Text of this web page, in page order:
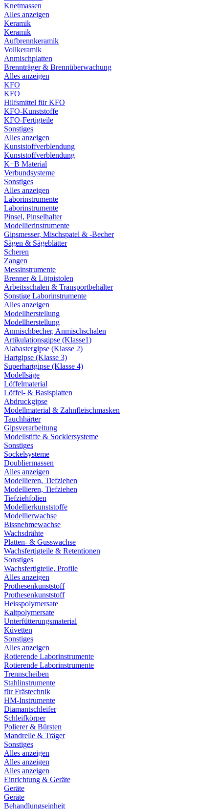
Knetmassen
Alles anzeigen
Keramik
Keramik
Aufbrennkeramik
Vollkeramik
Anmischplatten
Brennträger & Brennüberwachung
Alles anzeigen
KFO
KFO
Hilfsmittel für KFO
KFO-Kunststoffe
KFO-Fertigteile
Sonstiges
Alles anzeigen
Kunststoffverblendung
Kunststoffverblendung
K+B Material
Verbundsysteme
Sonstiges
Alles anzeigen
Laborinstrumente
Laborinstrumente
Pinsel, Pinselhalter
Modellierinstrumente
Gipsmesser, Mischspatel & -Becher
Sägen & Sägeblätter
Scheren
Zangen
Messinstrumente
Brenner & Lötpistolen
Arbeitsschalen & Transportbehälter
Sonstige Laborinstrumente
Alles anzeigen
Modellherstellung
Modellherstellung
Anmischbecher, Anmischschalen
Artikulationsgipse (Klasse1)
Alabastergipse (Klasse 2)
Hartgipse (Klasse 3)
Superhartgipse (Klasse 4)
Modellsäge
Löffelmaterial
Löffel- & Basisplatten
Abdruckgipse
Modellmaterial & Zahnfleischmasken
Tauchhärter
Gipsverarbeitung
Modellstifte & Socklersysteme
Sonstiges
Sockelsysteme
Doubliermassen
Alles anzeigen
Modellieren, Tiefziehen
Modellieren, Tiefziehen
Tiefziehfolien
Modellierkunststoffe
Modellierwachse
Bissnehmewachse
Wachsdrähte
Platten- & Gusswachse
Wachsfertigteile & Retentionen
Sonstiges
Wachsfertigteile, Profile
Alles anzeigen
Prothesenkunststoff
Prothesenkunststoff
Heisspolymersate
Kaltpolymersate
Unterfütterungsmaterial
Küvetten
Sonstiges
Alles anzeigen
Rotierende Laborinstrumente
Rotierende Laborinstrumente
Trennscheiben
Stahlinstrumente
für Frästechnik
HM-Instrumente
Diamantschleifer
Schleifkörper
Polierer & Bürsten
Mandrelle & Träger
Sonstiges
Alles anzeigen
Alles anzeigen
Alles anzeigen
Einrichtung & Geräte
Geräte
Geräte
Behandlungseinheit